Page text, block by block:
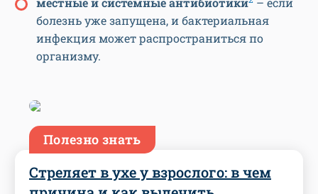
болезнь уже запущена, и бактериальная
инфекция может распространиться по
организму.
Полезно знать
Стреляет в ухе у взрослого: в чем